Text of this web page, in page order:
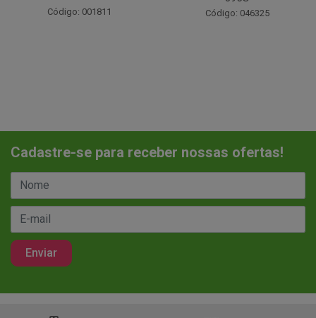
Código: 046325 Código: 037442
Cadastre-se para receber nossas ofertas!